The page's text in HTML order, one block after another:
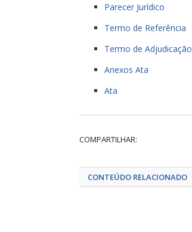
Parecer Jurídico
Termo de Referência
Termo de Adjudicação
Anexos Ata
Ata
COMPARTILHAR:
CONTEÚDO RELACIONADO